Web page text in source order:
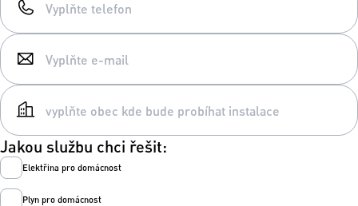
Jakou službu chci řešit:
Elektřina pro domácnost
Plyn pro domácnost